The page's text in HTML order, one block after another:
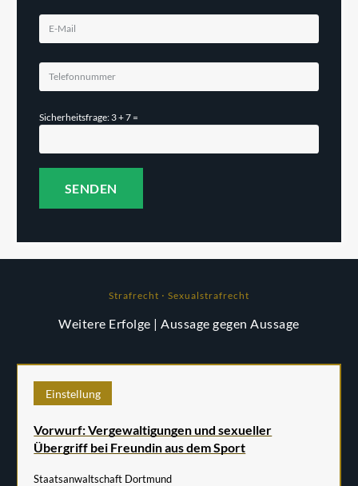
Sicherheitsfrage: 3 + 7 =
Strafrecht ⋅ Sexualstrafrecht
Weitere Erfolge | Aussage gegen Aussage
Einstellung
Vorwurf: Vergewaltigungen und sexueller
Übergriff bei Freundin aus dem Sport
Staatsanwaltschaft Dortmund